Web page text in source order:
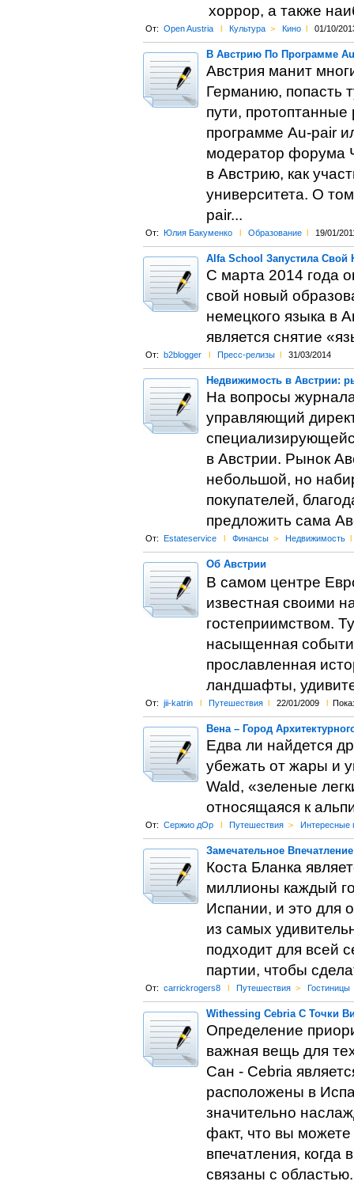
хоррор, а также
От: Open Austria l Культура > Кино l 01/10/
В Австрию По Программе
Австрия манит
Германию, попасть
пути,
программе Au-pair
модератор форума
в Австрию, как
университета. О
pair...
От: Юлия Бакуменко l Образование l 19/01/
Alfa School Запустила
С марта 2014 года
свой новый
немецкого языка в
является снятие
От: b2blogger l Пресс-релизы l 31/03/2014
Недвижимость в Австрии:
На вопросы
управляющий
в Австрии. Рынок
небольшой, но
покупателей,
предложить сама
От: Estateservice l Финансы > Недвижимость l
Об Австрии
В самом центре
известная своими
гостеприимством.
насыщенная
прославленная
ландшафты,
От: jii-katrin l Путешествия l 22/01/2009 l
Вена – Город
Едва ли найдется
убежать от жары и
Wald, «зеленые
относящаяся к
От: Сержио дОр l Путешествия > Интересные
Замечательное
Коста Бланка
миллионы каждый
Испании, и это для
из самых
подходит для всей
партии, чтобы
От: carrickrogers8 l Путешествия > Гостиницы
Withessing Cebria С Точки
Определение
важная вещь для
Сан - Cebria
расположены в
значительно
факт, что вы можете
впечатления,
связаны с областью.